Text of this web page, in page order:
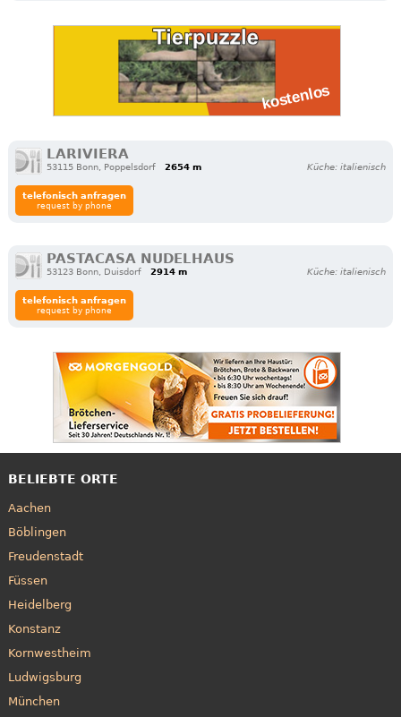
LARIVIERA
53115 Bonn, Poppelsdorf 2654 m Küche: italienisch
telefonisch anfragen
request by phone
PASTACASA NUDELHAUS
53123 Bonn, Duisdorf 2914 m Küche: italienisch
telefonisch anfragen
request by phone
BELIEBTE ORTE
Aachen
Böblingen
Freudenstadt
Füssen
Heidelberg
Konstanz
Kornwestheim
Ludwigsburg
München